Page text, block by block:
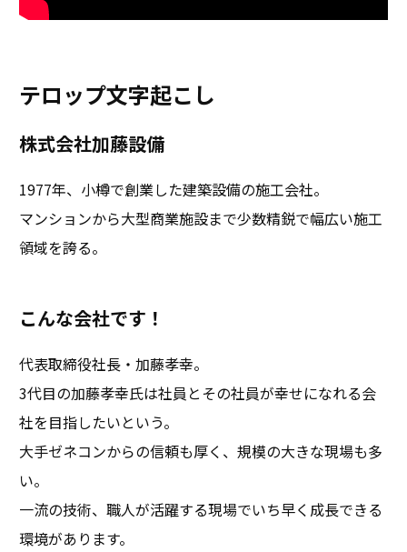
テロップ文字起こし
株式会社加藤設備
1977年、小樽で創業した建築設備の施工会社。
マンションから大型商業施設まで少数精鋭で幅広い施工
領域を誇る。
こんな会社です！
代表取締役社長・加藤孝幸。
3代目の加藤孝幸氏は社員とその社員が幸せになれる会
社を目指したいという。
大手ゼネコンからの信頼も厚く、規模の大きな現場も多
い。
一流の技術、職人が活躍する現場でいち早く成長できる
環境があります。